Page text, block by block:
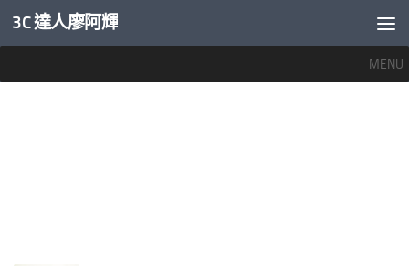
內文下方
3C 達人廖阿輝
MENU